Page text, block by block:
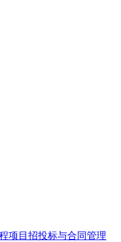
项目招投标与合同管理